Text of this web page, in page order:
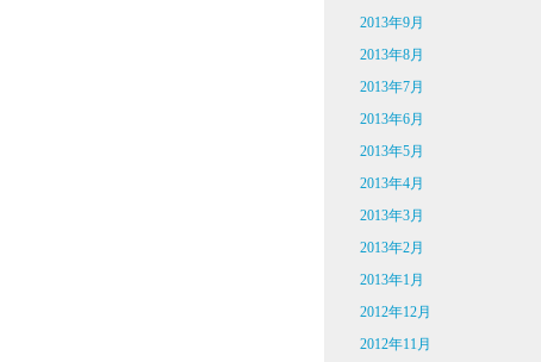
2013年9月
2013年8月
2013年7月
2013年6月
2013年5月
2013年4月
2013年3月
2013年2月
2013年1月
2012年12月
2012年11月